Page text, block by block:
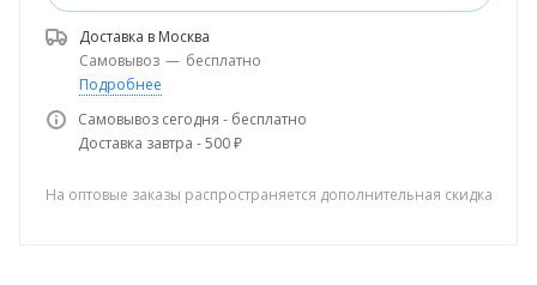
Доставка в Москва
Самовывоз — бесплатно
Подробнее
Самовывоз сегодня - бесплатно
Доставка завтра - 500 ₽
На оптовые заказы распространяется дополнительная скидка